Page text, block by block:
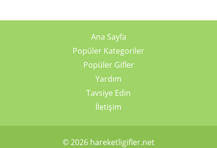
Ana Sayfa
Popüler Kategoriler
Popüler Gifler
Yardım
Tavsiye Edin
İletişim
© 2026 hareketligifler.net